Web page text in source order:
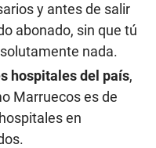
y antes de salir
abonado, sin que tú
nada.
hospitales del país,
Marruecos es de
en